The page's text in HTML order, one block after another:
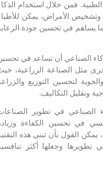
فمن خلال استخدام الذكاء
الأمراض، يمكن للأطباء
يساهم في تحسين جودة الرعاية
الصناعي أن تساعد في تحسين
مثل الصناعة الزراعية، حيث
لتحسين التوزيع والزراعة
وتقليل التكاليف.
الصناعي في تطوير الصناعات
في تحسين الكفاءة وزيادة
يمكن القول بأن تبني هذه التقنية
وجعلها أكثر تنافسية